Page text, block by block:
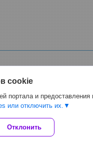
масла мазута,
Deal.by
cookies
cookie
портала и предоставления
или отключить их.
Отклонить